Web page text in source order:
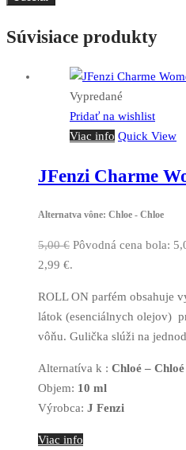
Súvisiace produkty
Vypredané
Pridať na wishlist
Viac info Quick View
JFenzi Charme
Alternatva vône: Chloe - Chloe
5,00€ Pôvodná cena bola:
2,99 €.
ROLL ON parfém obsahuje
látok (esenciálnych olejov)
vôňu. Gulička slúži na
Alternatíva k : Chloé – Chloé
Objem: 10 ml
Výrobca: J Fenzi
Viac info